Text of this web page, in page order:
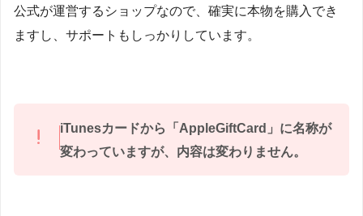
公式が運営するショップなので、確実に本物を購入でき
ますし、サポートもしっかりしています。
iTunesカードから「AppleGiftCard」に名称が
変わっていますが、内容は変わりません。